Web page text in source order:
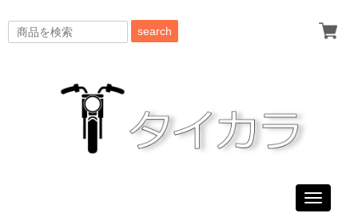
search
Toggle